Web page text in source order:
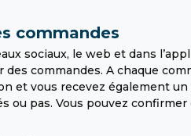
commandes
sociaux, le web et dans
des commandes. A chaque
et vous recevez également
ou pas. Vous pouvez